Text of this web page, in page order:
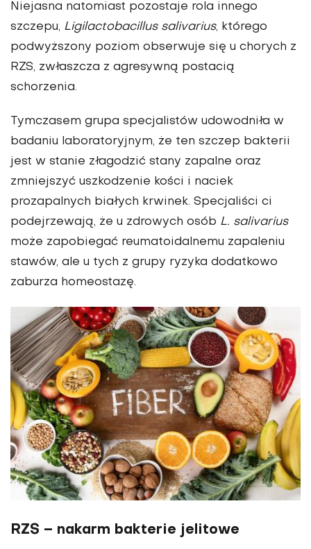
Niejasna natomiast pozostaje rola innego
szczepu, Ligilactobacillus salivarius, którego
podwyższony poziom obserwuje się u chorych z
RZS, zwłaszcza z agresywną postacią
schorzenia.
Tymczasem grupa specjalistów udowodniła w
badaniu laboratoryjnym, że ten szczep bakterii
jest w stanie złagodzić stany zapalne oraz
zmniejszyć uszkodzenie kości i naciek
prozapalnych białych krwinek. Specjaliści ci
podejrzewają, że u zdrowych osób L. salivarius
może zapobiegać reumatoidalnemu zapaleniu
stawów, ale u tych z grupy ryzyka dodatkowo
zaburza homeostazę.
RZS – nakarm bakterie jelitowe